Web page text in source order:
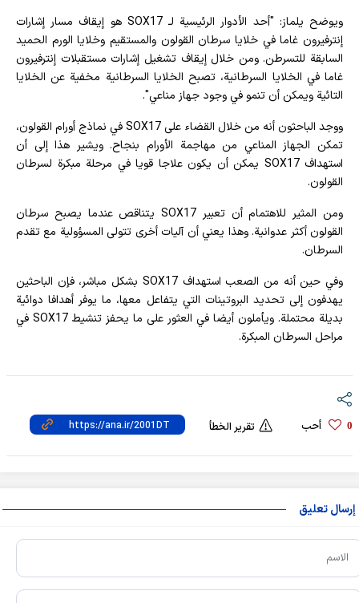
ويوضح يلماز: "أحد الأدوار الرئيسية لـ SOX17 هو إيقاف مسار إشارات
إنترفيرون غاما في خلايا سرطان القولون والمستقيم وخلايا الورم الحميد
السابقة للتسرطن. ومن خلال إيقاف تشغيل إشارات مستقبلات إنترفيرون
غاما في الخلايا السرطانية، تصبح الخلايا السرطانية مخفية عن الخلايا
التائية ويمكن أن تنمو في وجود جهاز مناعي".
ووجد الباحثون أنه من خلال القضاء على SOX17 في نماذج أورام القولون،
تمكن الجهاز المناعي من مهاجمة الأورام بنجاح. ويشير هذا إلى أن
استهداف SOX17 يمكن أن يكون علاجا قويا في مرحلة مبكرة لسرطان
القولون.
ومن المثير للاهتمام أن تعبير SOX17 يتناقص عندما يصبح سرطان
القولون أكثر عدوانية. وهذا يعني أن آليات أخرى تتولى المسؤولية مع تقدم
السرطان.
وفي حين أنه من الصعب استهداف SOX17 بشكل مباشر، فإن الباحثين
يهدفون إلى تحديد البروتينات التي يتفاعل معها، ما يوفر أهدافا دوائية
بديلة محتملة. ويأملون أيضا في العثور على ما يحفز تنشيط SOX17 في
مراحل السرطان المبكرة.
0 أحب تقرير الخطأ
إرسال تعليق